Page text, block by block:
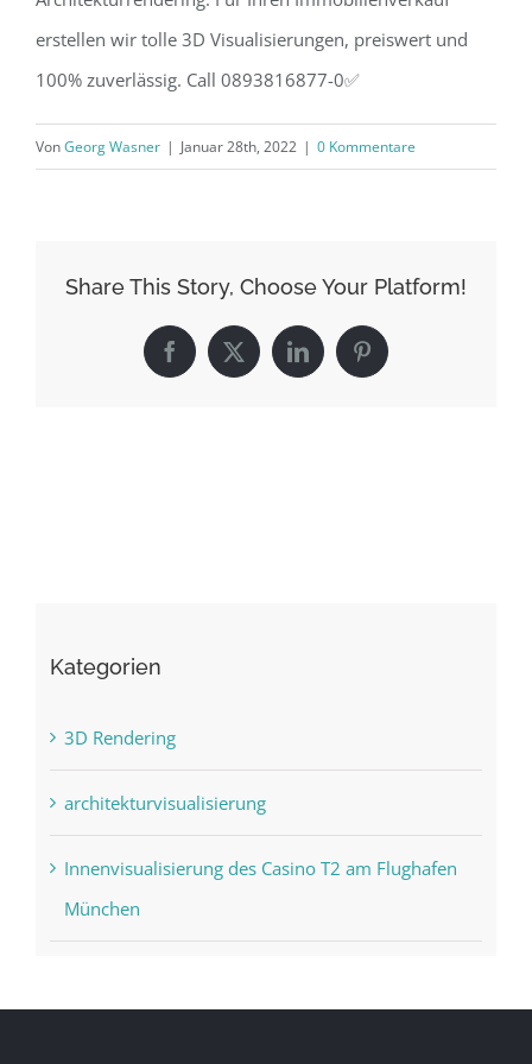
erstellen wir tolle 3D Visualisierungen, preiswert und
100% zuverlässig. Call 0893816877-0✅
VonGeorg Wasner | Januar 28th, 2022 | 0 Kommentare
Share This Story, Choose Your Platform!
Facebook
X LinkedInPinterest
Kategorien
3D Rendering
architekturvisualisierung
Innenvisualisierung des Casino T2 am Flughafen
München